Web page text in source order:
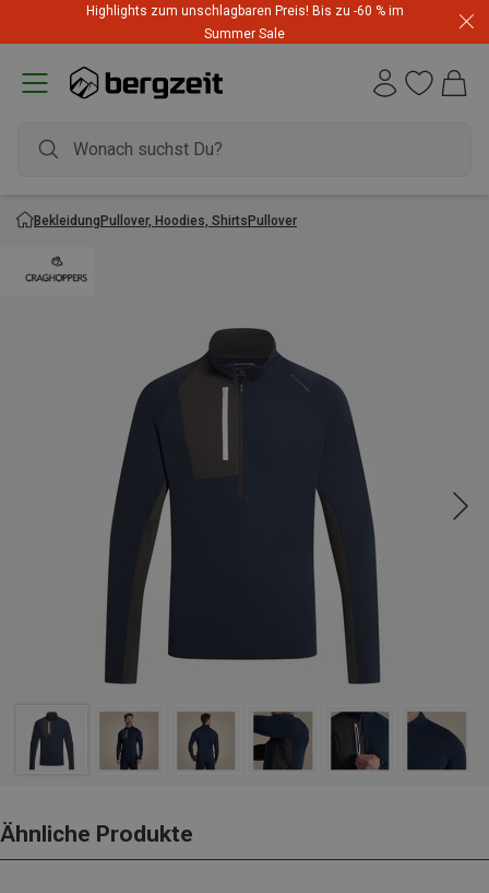
Highlights zum unschlagbaren Preis! Bis zu -60 % im
Summer Sale
BekleidungPullover, Hoodies, ShirtsPullover
Ähnliche Produkte